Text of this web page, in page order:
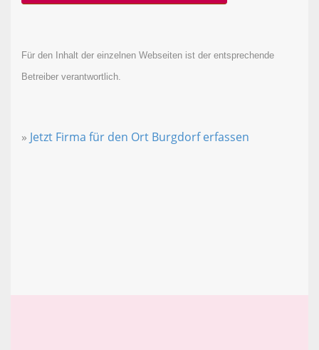
Für den Inhalt der einzelnen Webseiten ist der entsprechende
Betreiber verantwortlich.
» Jetzt Firma für den Ort Burgdorf erfassen